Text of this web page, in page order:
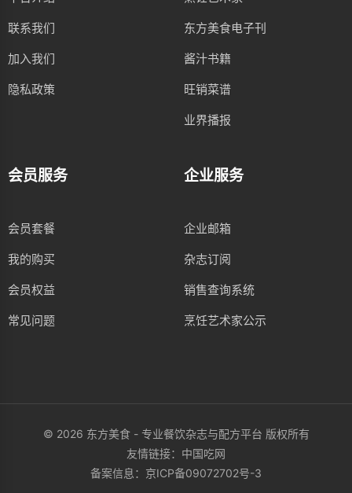
联系我们
加入我们
隐私政策
东方美食电子刊
酱汁书籍
旺销菜谱
业界播报
会员服务
会员套餐
我的购买
会员权益
常见问题
企业服务
企业邮箱
杂志订阅
销售查询系统
烹饪艺术家公示
© 2026 东方美食 - 专业餐饮杂志与配方平台 版权所有
友情链接： 中国吃网
备案信息： 京ICP备09072702号-3